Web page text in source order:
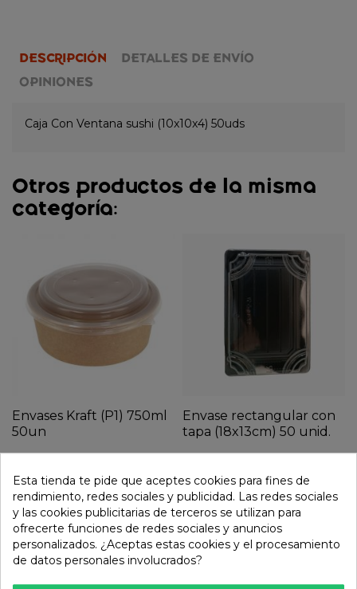
DESCRIPCIÓN
DETALLES DE ENVÍO
OPINIONES
Caja Con Ventana sushi (10x10x4) 50uds
Otros productos de la misma
categoría:
Envases Kraft (P1) 750ml
50un
Envase rectangular con
tapa (18x13cm) 50 unid.
Esta tienda te pide que aceptes cookies para fines de
rendimiento, redes sociales y publicidad. Las redes sociales
y las cookies publicitarias de terceros se utilizan para
ofrecerte funciones de redes sociales y anuncios
personalizados. ¿Aceptas estas cookies y el procesamiento
de datos personales involucrados?